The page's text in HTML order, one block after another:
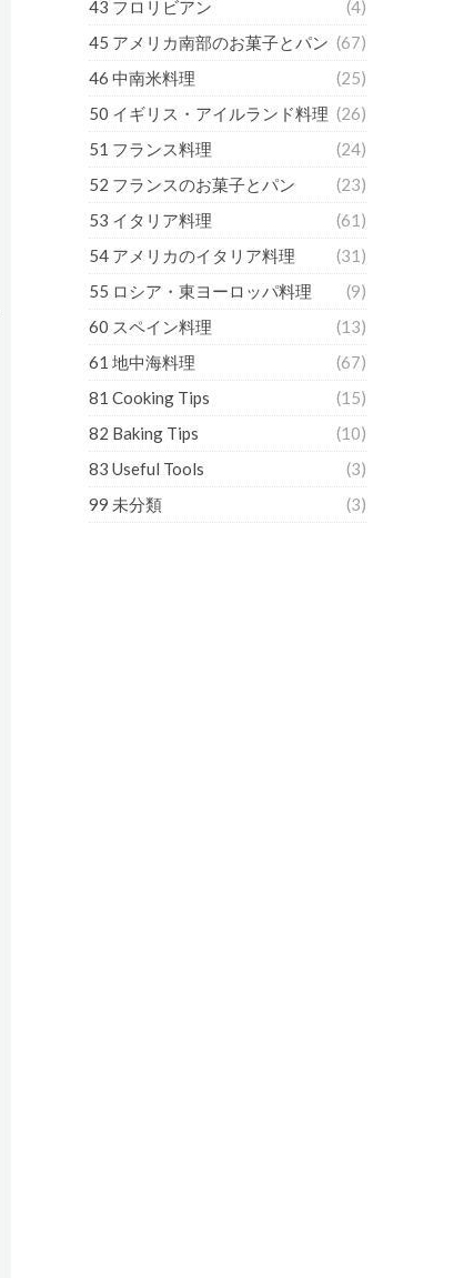
43 フロリビアン
(4)
45 アメリカ南部のお菓子とパン (67)
46 中南米料理
(25)
50 イギリス・アイルランド料理 (26)
51 フランス料理
(24)
52 フランスのお菓子とパン
(23)
53 イタリア料理
(61)
54 アメリカのイタリア料理
(31)
55 ロシア・東ヨーロッパ料理
(9)
60 スペイン料理
(13)
61 地中海料理
(67)
81 Cooking Tips
(15)
82 Baking Tips
(10)
83 Useful Tools
(3)
99 未分類
(3)